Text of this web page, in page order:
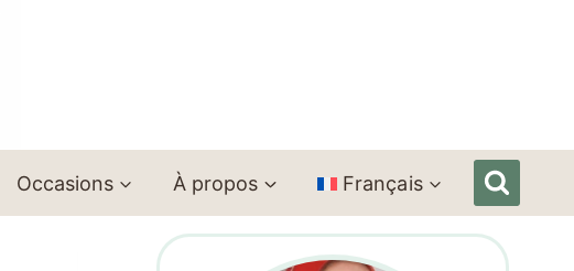
Occasions À propos Français